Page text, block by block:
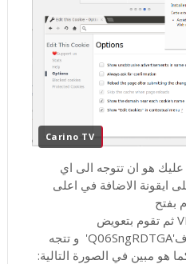
Carino TV
عليك هو ان تتوجه الى اي
ايقونة الاضافة في اعلى
بفتح
قائمة VISITOR_INFO1_LIVE ثم تقوم بتعويض
'O1agGiOdsxg' بهذه الحروف'Q06SngRDTGA' و تتجه
هو مبين في الصورة التالية: